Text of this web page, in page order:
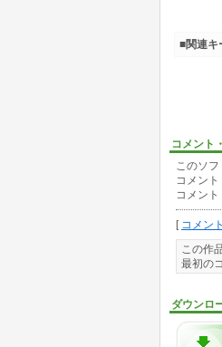
コメント
このソ
コメン
コメント
[ コメン
この作
最初の
ダウンロ
■関連キ